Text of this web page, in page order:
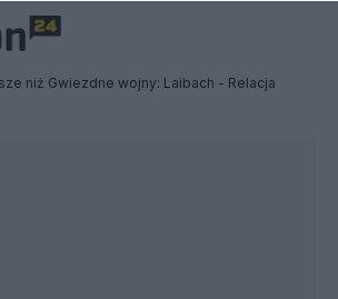
niż Gwiezdne wojny: Laibach - Relacja